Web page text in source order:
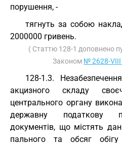
порушення, -
тягнуть за собою
2000000 гривень.
( Статтю 128-1 доповнено
Законом № 2628-VIII
128-1.3.
акцизного складу
центрального органу
державну податкову
документів, що містять
пального та обсяг